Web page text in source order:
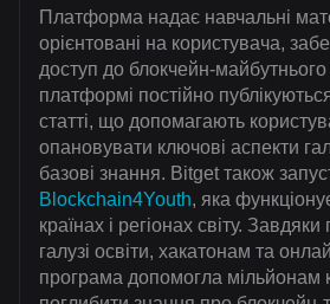
Платформа надає навчальні
орієнтовані на користувача,
доступ до блокчейн-
платформі постійно
статті, що допомагають
опановувати ключові аспекти
базові знання. Bitget також
Blockchain4Youth, яка
країнах і регіонах світу.
галузі освіти, хакатонам та
програма допомогла мільйонам